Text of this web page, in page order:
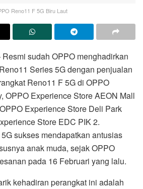
Reno11 F 5G Biru Laut
Resmi sudah OPPO menghadirkan
Series 5G dengan penjualan
Reno11 F 5G di OPPO
OPPO Experience Store AEON Mall
Experience Store Deli Park
Store EDC PIK 2.
sukses mendapatkan antusias
anak muda, sejak OPPO
pada 16 Februari yang lalu.
kehadiran perangkat ini adalah